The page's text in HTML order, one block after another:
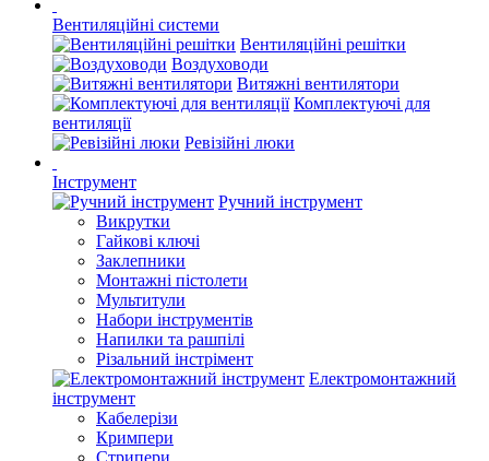
Вентиляційні системи
Вентиляційні решітки
Воздуховоди
Витяжні вентилятори
Комплектуючі для
вентиляції
Ревізійні люки
Інструмент
Ручний інструмент
Викрутки
Гайкові ключі
Заклепники
Монтажні пістолети
Мультитули
Набори інструментів
Напилки та рашпілі
Різальний інстрімент
Електромонтажний
інструмент
Кабелерізи
Кримпери
Стрипери